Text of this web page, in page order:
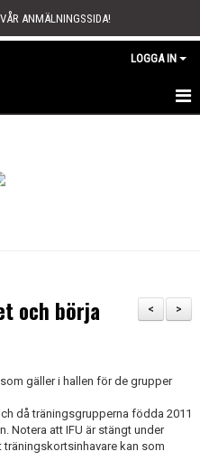
ANMÄLNINGSSIDA!
LOGGA IN
>
<
och börja
gäller i hallen för de grupper
då träningsgrupperna födda 2011
Notera att IFU är stängt under
kan som